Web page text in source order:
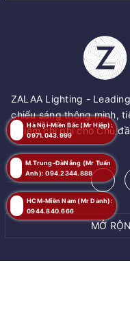
ZALAA Lighting -
chiếu sáng thông minh,
kiệm chi phí cho Chủ
MỞ
HCM-Miền Nam (Mr Danh):
0944.840.666
Hà Nội-Miền Bắc (Mr Hiệp):
0971.043.999
M.Trung-ĐàNẵng (Mr Tuấn
Anh): 094.2344.888